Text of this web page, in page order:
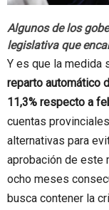
Algunos de los
legislativa que
Y es que la medida
reparto automático
11,3% respecto a
cuentas
alternativas para
aprobación de este
ocho meses
busca contener la